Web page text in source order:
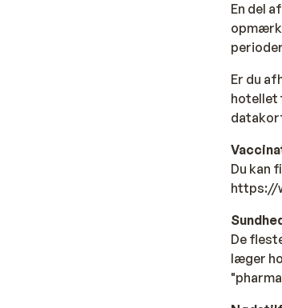
En del
Er du
hotellet
Du kan
https://
De
læger